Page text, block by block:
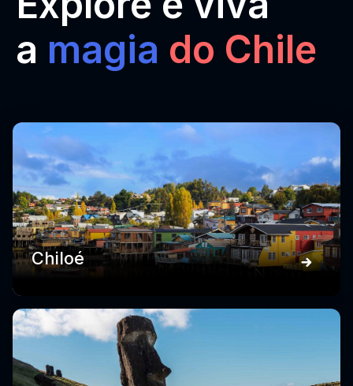
a magia do Chile
Chiloé